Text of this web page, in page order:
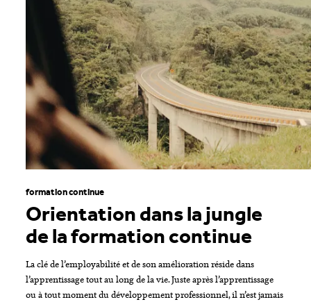
Orientation dans la jungle
de la formation continue
formation continue
La clé de l’employabilité et de son amélioration réside dans
l’apprentissage tout au long de la vie. Juste après l’apprentissage
ou à tout moment du développement professionnel, il n’est jamais